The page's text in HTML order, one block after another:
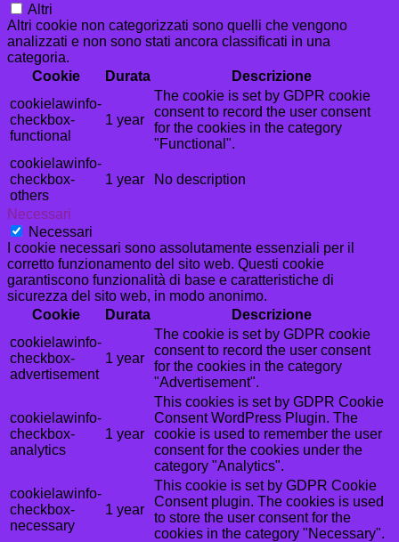
Altri
Altri cookie non categorizzati sono quelli che vengono
analizzati e non sono stati ancora classificati in una
categoria.
Cookie
Durata
Descrizione
cookielawinfo-
checkbox-
functional
1 year
The cookie is set by GDPR cookie
consent to record the user consent
for the cookies in the category
"Functional".
cookielawinfo-
checkbox-
others
1 year No description
Necessari
Necessari
I cookie necessari sono assolutamente essenziali per il
corretto funzionamento del sito web. Questi cookie
garantiscono funzionalità di base e caratteristiche di
sicurezza del sito web, in modo anonimo.
Cookie
Durata
Descrizione
cookielawinfo-
checkbox-
advertisement
1 year
The cookie is set by GDPR cookie
consent to record the user consent
for the cookies in the category
"Advertisement".
cookielawinfo-
checkbox-
analytics
1 year
This cookies is set by GDPR Cookie
Consent WordPress Plugin. The
cookie is used to remember the user
consent for the cookies under the
category "Analytics".
cookielawinfo-
checkbox-
necessary
1 year
This cookie is set by GDPR Cookie
Consent plugin. The cookies is used
to store the user consent for the
cookies in the category "Necessary".